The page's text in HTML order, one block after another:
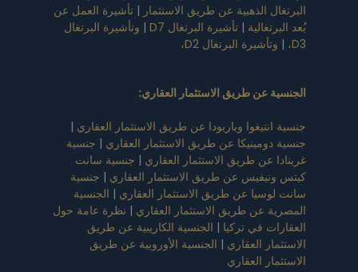
البرتغال الذهبية عن طريق الاستثمار | تأشيرة العمل عن
بُعد البرتغالية | تأشيرة البرتغال D7 | وتأشيرة البرتغال
D3، | وتأشيرة البرتغال D2،
الجنسية عن طريق الاستثمار العقاري:
جنسية انتيغوا وباربودا عن طريق الاستثمار العقاري |
جنسية دومينيكا عن طريق الاستثمار العقاري | جنسية
غرينادا عن طريق الاستثمار العقاري | جنسية سانت
كيتس ونيفيس عن طريق الاستثمار العقاري | جنسية
سانت لوسيا عن طريق الاستثمار العقاري | الجنسية
المصرية عن طريق الاستثمار العقاري | نظرة عامة حول
العقارات في تركيا | الجنسية الكاريبية عن طريق
الاستثمار العقاري | الجنسية الأوروبية عن طريق
الاستثمار العقاري